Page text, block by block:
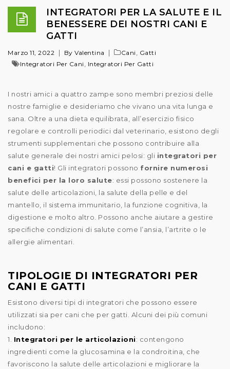
INTEGRATORI PER LA SALUTE E IL
BENESSERE DEI NOSTRI CANI E
GATTI
Marzo 11, 2022 By Valentina Cani
Gatti
Integratori Per Cani
Integratori Per Gatti
I nostri amici a quattro zampe sono membri preziosi delle
nostre famiglie e desideriamo che vivano una vita lunga e
sana. Oltre a una dieta equilibrata, all’esercizio fisico
regolare e controlli periodici dal veterinario, esistono degli
strumenti supplementari che possono contribuire alla
salute generale dei nostri amici pelosi: gli integratori per
cani e gatti! Gli integratori possono fornire numerosi
benefici per la loro salute: essi possono sostenere la
salute delle articolazioni, la salute della pelle e del
mantello, il sistema immunitario, la funzione cognitiva, la
digestione e molto altro. Possono anche aiutare a gestire
specifiche condizioni di salute come l’ansia, l’artrite o le
allergie alimentari.
TIPOLOGIE DI INTEGRATORI PER
CANI E GATTI
Esistono diversi tipi di integratori che possono essere
utilizzati sia per cani che per gatti. Alcuni dei più comuni
includono:
1. Integratori per le articolazioni: contengono
ingredienti come la glucosamina e la condroitina, che
favoriscono la salute delle articolazioni e migliorare la